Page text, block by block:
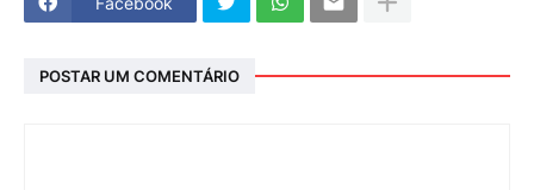
POSTAR UM COMENTÁRIO